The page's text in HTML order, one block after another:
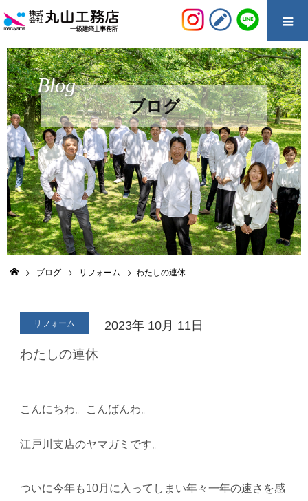
ブログ
Blog
ブログ リフォーム わたしの連休
2023年 10月 11日
リフォーム
わたしの連休
こんにちわ。こんばんわ。
江戸川支店のヤマガミです。
ついに今年も10月に入ってしまい年々一年の速さを感